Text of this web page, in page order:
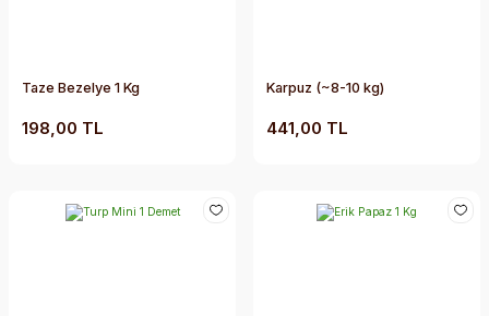
Taze Bezelye 1 Kg
198,00 TL
Karpuz (~8-10 kg)
441,00 TL